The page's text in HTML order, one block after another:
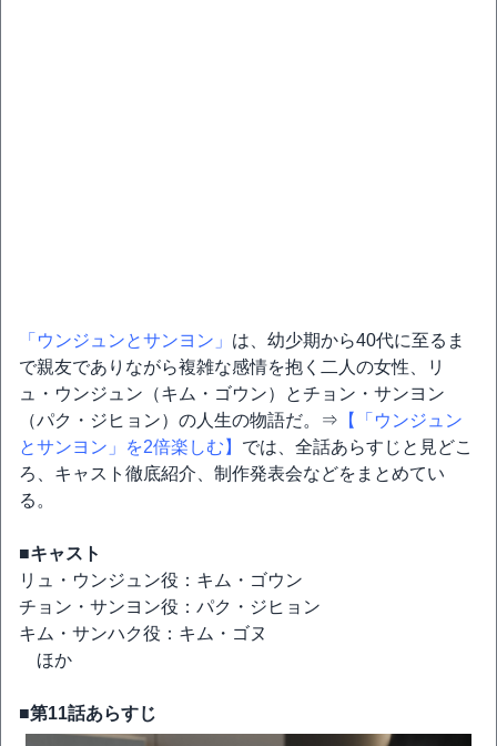
「ウンジュンとサンヨン」 は、幼少期から40代に至るま
で親友でありながら複雑な感情を抱く二人の女性、リ
ュ・ウンジュン（キム・ゴウン）とチョン・サンヨン
（パク・ジヒョン）の人生の物語だ。⇒ 【「ウンジュン
とサンヨン」を2倍楽しむ】 では、全話あらすじと見どこ
ろ、キャスト徹底紹介、制作発表会などをまとめてい
る。
■キャスト
リュ・ウンジュン役：キム・ゴウン
チョン・サンヨン役：パク・ジヒョン
キム・サンハク役：キム・ゴヌ
ほか
■第11話あらすじ